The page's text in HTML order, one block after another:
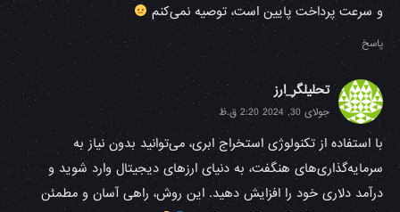
و سرعت پرداخت پایین است، توصیه نمی‌کنم
پاسخ
تحلیلگر_ارز
جولای 30, 2024 2:20 ق.ظ
با استفاده از تکنولوژی استخراج ابری، می‌توانید بدون نیاز به
سرمایه‌گذاری‌های هنگفت، به دنیای ارزهای دیجیتال وارد شوید و
درآمد دلاری خود را افزایش دهید. این روش، راهی آسان و مطمئن